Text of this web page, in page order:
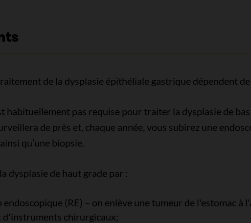
de la dysplasie épithéliale gastrique dépendent
habituellement pas requise pour traiter la dysplasie de
de près et, chaque année, vous subirez une
qu’une biopsie.
dysplasie de haut grade par :
endoscopique (RE) – on enlève une tumeur de l'estomac à
chirurgicaux;